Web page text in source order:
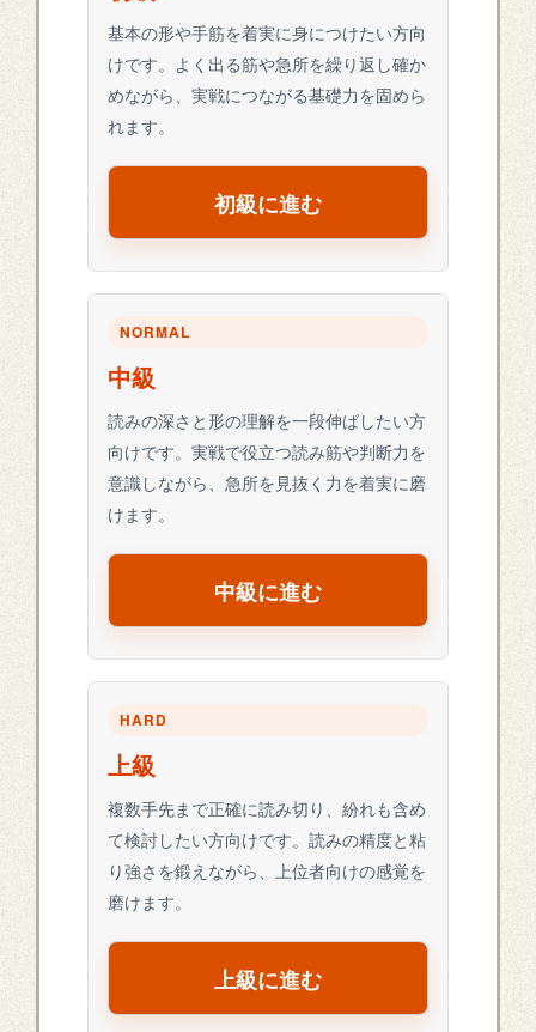
基本の形や手筋を着実に身につけたい方向
けです。よく出る筋や急所を繰り返し確か
めながら、実戦につながる基礎力を固めら
れます。
初級に進む
NORMAL
中級
読みの深さと形の理解を一段伸ばしたい方
向けです。実戦で役立つ読み筋や判断力を
意識しながら、急所を見抜く力を着実に磨
けます。
中級に進む
HARD
上級
複数手先まで正確に読み切り、紛れも含め
て検討したい方向けです。読みの精度と粘
り強さを鍛えながら、上位者向けの感覚を
磨けます。
上級に進む